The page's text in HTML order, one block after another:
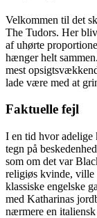
Velkommen til det
The Tudors. Her
af uhørte
hænger helt
mest
lade være med at
Faktuelle fejl
I en tid hvor adelige
tegn på
som om det var
religiøs kvinde, ville
klassiske engelske
med Katharinas
nærmere en italiensk